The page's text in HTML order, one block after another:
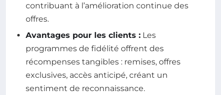
contribuant à l’amélioration continue des
offres.
Avantages pour les clients : Les
programmes de fidélité offrent des
récompenses tangibles : remises, offres
exclusives, accès anticipé, créant un
sentiment de reconnaissance.